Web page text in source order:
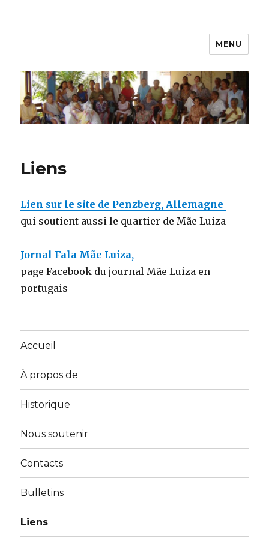
MENU
Liens
Lien sur le site de Penzberg, Allemagne
qui soutient aussi le quartier de Mãe Luiza
Jornal Fala Mãe Luiza,
page Facebook du journal Mãe Luiza en
portugais
Accueil
À propos de
Historique
Nous soutenir
Contacts
Bulletins
Liens